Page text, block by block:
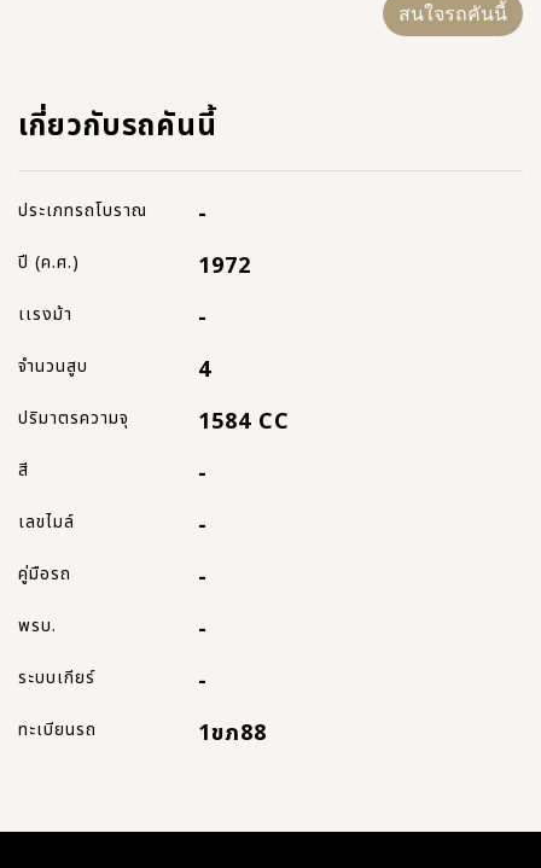
สนใจรถคันนี้
เกี่ยวกับรถคันนี้
ประเภทรถโบราณ -
ปี (ค.ศ.) 1972
เเรงม้า -
จำนวนสูบ 4
ปริมาตรความจุ 1584 CC
สี -
เลขไมล์ -
คู่มือรถ -
พรบ. -
ระบบเกียร์ -
ทะเบียนรถ 1ขภ88